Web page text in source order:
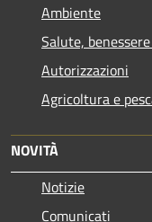
Ambiente
Salute,
Autorizzazioni
Agricoltura e
NOVITÀ
Notizie
Comunicati